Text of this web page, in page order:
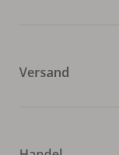
Versand